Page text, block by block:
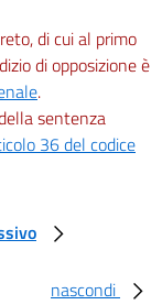
di cui al primo
di opposizione è
.
sentenza
36 del codice
nascondi